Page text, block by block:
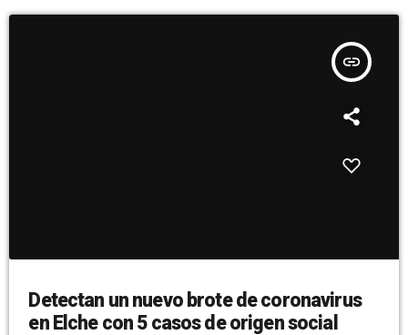
insert_link
Detectan un nuevo brote de coronavirus
en Elche con 5 casos de origen social